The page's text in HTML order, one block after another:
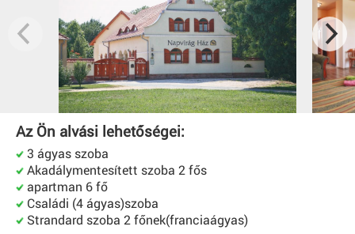
Az Ön alvási lehetőségei:
3 ágyas szoba
Akadálymentesített szoba 2 fős
apartman 6 fő
Családi (4 ágyas)szoba
Strandard szoba 2 főnek(franciaágyas)